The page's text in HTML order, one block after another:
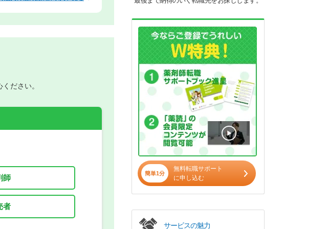
ださい。
師
者
希望の働き方
正社員
簡単1分
無料転職サポート
に申し込む
サービスの魅力